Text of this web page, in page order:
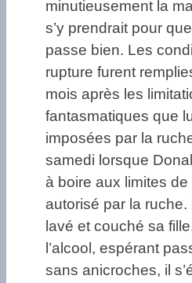
minutieusement la
s’y prendrait pour
passe bien. Les
rupture furent
mois après les
fantasmatiques que
imposées par la
samedi lorsque
à boire aux limites
autorisé par la ruche.
lavé et couché sa
l’alcool, espérant
sans anicroches, il